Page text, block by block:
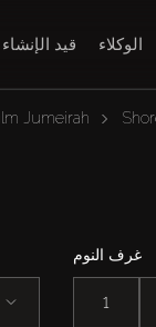
قيد الإنشاء الوكلاء
Jumeirah
غرف النوم
1